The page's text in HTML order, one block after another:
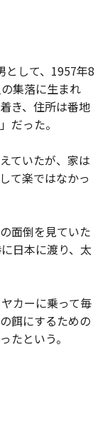
として、1957年8
集落に生まれ
き、住所は番地
だった。
ていたが、家は
て楽ではなかっ
面倒を見ていた
日本に渡り、太
カーに乗って毎
餌にするための
たという。